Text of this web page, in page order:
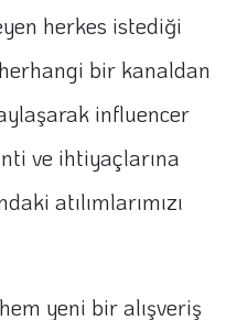
herkes istediği
bir kanaldan
influencer
ve ihtiyaçlarına
atılımlarımızı
yeni bir alışveriş